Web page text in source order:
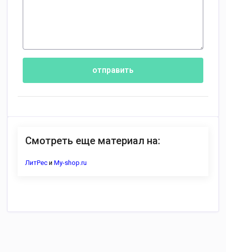
отправить
Смотреть еще материал на:
ЛитРес и My-shop.ru